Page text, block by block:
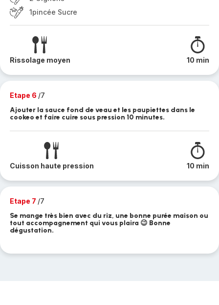
1pincée Sucre
Rissolage moyen 10 min
Etape 6 /7
Ajouter la sauce fond de veau et les paupiettes dans le
cookeo et faire cuire sous pression 10 minutes.
Cuisson haute pression 10 min
Etape 7 /7
Se mange très bien avec du riz, une bonne purée maison ou
tout accompagnement qui vous plaira 😉 Bonne
dégustation.